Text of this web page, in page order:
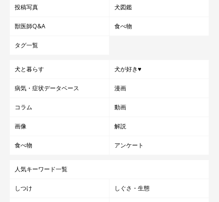
西表島の大自然でいろんな思い出を作ろうね
投稿写真 犬図鑑
獣医師Q&A 食べ物
タグ一覧
犬と暮らす 犬が好き♥
病気・症状データベース 漫画
コラム 動画
画像 解説
食べ物 アンケート
人気キーワード一覧
しつけ しぐさ・生態